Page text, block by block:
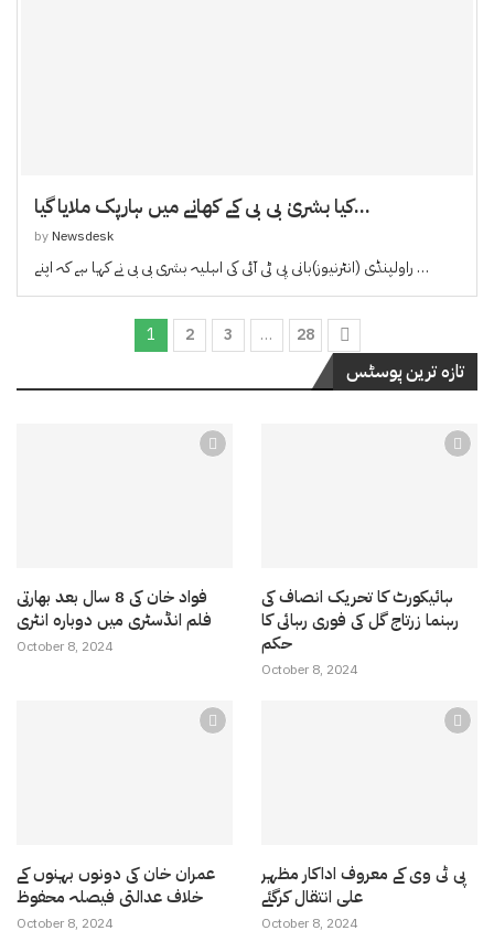
کیا بشریٰ بی بی کے کھانے میں ہارپک ملایا گیا...
by Newsdesk
راولپنڈی (انٹرنیوز)بانی پی ٹی آئی کی اہلیہ بشری بی بی نے کہا ہے کہ اپنے …
1 2 3 … 28
تازہ ترین پوسٹس
فواد خان کی 8 سال بعد بھارتی
فلم انڈسٹری میں دوبارہ انٹری
October 8, 2024
ہائیکورٹ کا تحریک انصاف کی
رہنما زرتاج گل کی فوری رہائی کا
حکم
October 8, 2024
عمران خان کی دونوں بہنوں کے
خلاف عدالتی فیصلہ محفوظ
October 8, 2024
پی ٹی وی کے معروف اداکار مظہر
علی انتقال کرگئے
October 8, 2024